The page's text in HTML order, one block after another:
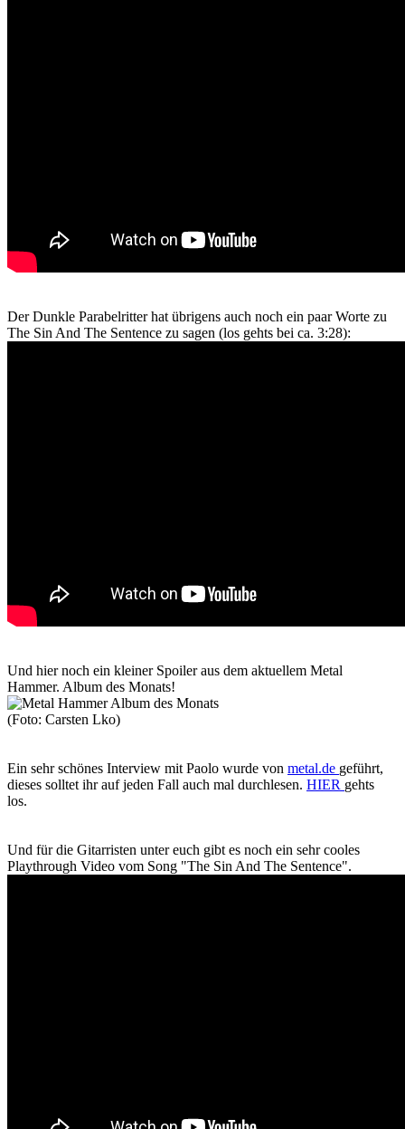
Der Dunkle Parabelritter hat übrigens auch noch ein paar Worte zu
The Sin And The Sentence zu sagen (los gehts bei ca. 3:28):
Und hier noch ein kleiner Spoiler aus dem aktuellem Metal
Hammer. Album des Monats!
(Foto: Carsten Lko)
Ein sehr schönes Interview mit Paolo wurde von metal.de geführt,
dieses solltet ihr auf jeden Fall auch mal durchlesen. HIER gehts
los.
Und für die Gitarristen unter euch gibt es noch ein sehr cooles
Playthrough Video vom Song "The Sin And The Sentence".